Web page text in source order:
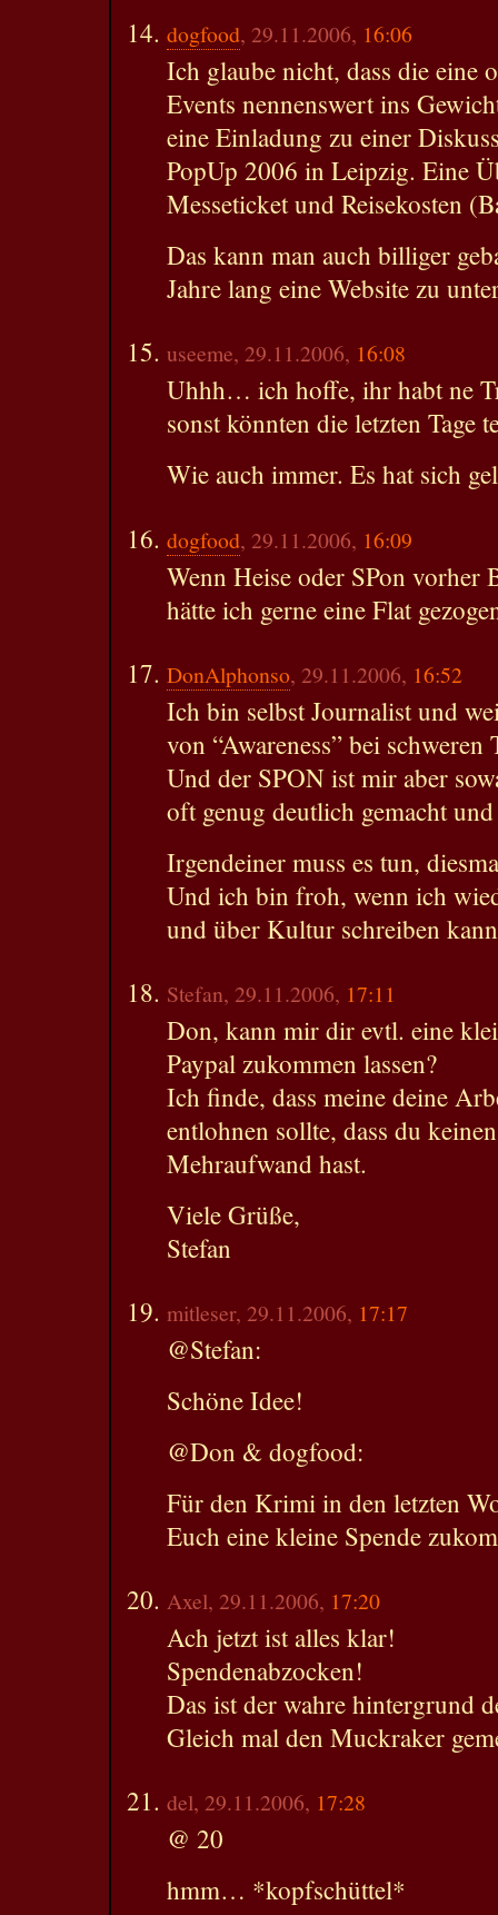
dogfood, 29.11.2006, 16:06
Ich glaube nicht, dass die eine
Events nennenswert ins
eine Einladung zu einer
PopUp 2006 in Leipzig. Eine
Messeticket und Reisekosten
Das kann man auch billiger
Jahre lang eine Website zu
useeme, 29.11.2006, 16:08
Uhhh… ich hoffe, ihr habt ne
sonst könnten die letzten Tage
Wie auch immer. Es hat sich
dogfood, 29.11.2006, 16:09
Wenn Heise oder SPon vorher
hätte ich gerne eine Flat
DonAlphonso, 29.11.2006, 16:52
Ich bin selbst Journalist und
von “Awareness” bei
Und der SPON ist mir aber
oft genug deutlich gemacht
Irgendeiner muss es tun,
Und ich bin froh, wenn ich
und über Kultur schreiben
Stefan, 29.11.2006, 17:11
Don, kann mir dir evtl. eine
Paypal zukommen lassen?
Ich finde, dass meine deine
entlohnen sollte, dass du
Mehraufwand hast.
Viele Grüße,
Stefan
mitleser, 29.11.2006, 17:17
@Stefan:
Schöne Idee!
@Don & dogfood:
Für den Krimi in den letzten
Euch eine kleine Spende
Axel, 29.11.2006, 17:20
Ach jetzt ist alles klar!
Spendenabzocken!
Das ist der wahre hintergrund
Gleich mal den Muckraker
del, 29.11.2006, 17:28
@ 20
hmm… *kopfschüttel*